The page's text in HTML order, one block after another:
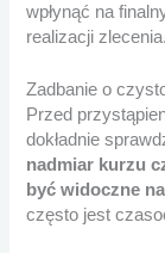
wpłynąć na
realizacji
Zadbanie o
Przed
dokładnie
nadmiar kurzu
być widoczne
często jest